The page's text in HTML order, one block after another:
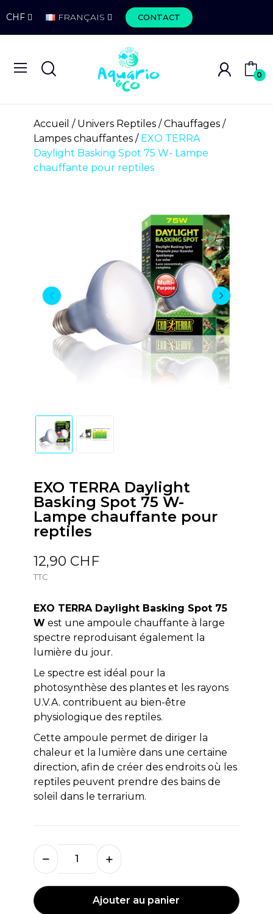
CHF FRANÇAIS CONTACT
0
Accueil Univers Reptiles
Chauffages
Lampes chauffantes
EXO TERRA
Daylight Basking Spot 75 W- Lampe
chauffante pour reptiles
EXO TERRA Daylight
Basking Spot 75 W-
Lampe chauffante pour
reptiles
12,90 CHF
TTC
EXO TERRA Daylight Basking Spot 75
West une ampoule chauffante à large
spectre reproduisant également la
lumière du jour.
Le spectre est idéal pour la
photosynthèse des plantes et les rayons
U.V.A. contribuent au bien-être
physiologique des reptiles.
Cette ampoule permet de diriger la
chaleur et la lumière dans une certaine
direction, afin de créer des endroits où les
reptiles peuvent prendre des bains de
soleil dans le terrarium.
Ajouter au panier